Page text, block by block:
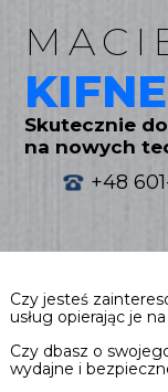
Skutecznie
na nowych
+48
Czy jesteś
usług opierając je
Czy dbasz o
wydajne i